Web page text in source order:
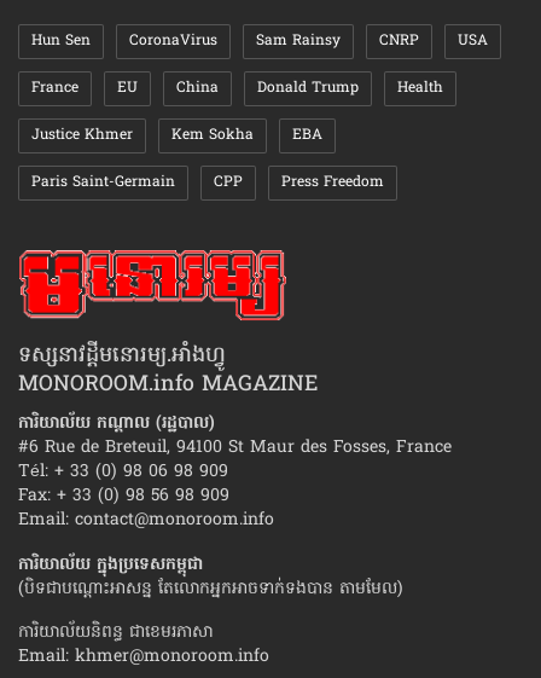
Hun Sen CoronaVirus Sam Rainsy CNRP USA
France EU China Donald Trump Health
Justice Khmer Kem Sokha EBA
Paris Saint-Germain CPP Press Freedom
ទស្សនាវដ្ដីមនោរម្យ.អាំងហ្វូ
MONOROOM.info MAGAZINE
ការិយាល័យ កណ្ដាល (រដ្ឋបាល)
#6 Rue de Breteuil, 94100 St Maur des Fosses, France
Tél: + 33 (0) 98 06 98 909
Fax: + 33 (0) 98 56 98 909
Email: contact@monoroom.info
ការិយាល័យ ក្នុង​ប្រទេស​កម្ពុជា
(បិទជាបណ្ដោះអាសន្ន តែលោកអ្នកអាចទាក់ទងបាន តាមមែល)
ការិយាល័យនិពន្ធ ជាខេមរភាសា
Email: khmer@monoroom.info